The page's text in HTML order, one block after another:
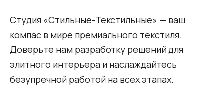
Студия «Стильные-Текстильные» — ваш
компас в мире премиального текстиля.
Доверьте нам разработку решений для
элитного интерьера и наслаждайтесь
безупречной работой на всех этапах.